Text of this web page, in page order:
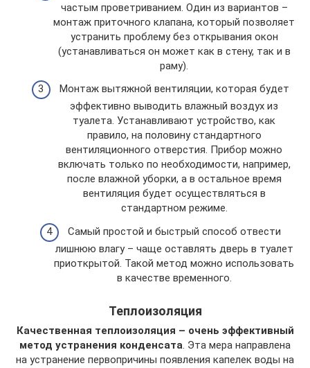
частым проветриванием. Один из вариантов –
монтаж приточного клапана, который позволяет
устранить проблему без открывания окон
(устанавливаться он может как в стену, так и в
раму).
Монтаж вытяжной вентиляции, которая будет
эффективно выводить влажный воздух из
туалета. Устанавливают устройство, как
правило, на половину стандартного
вентиляционного отверстия. Прибор можно
включать только по необходимости, например,
после влажной уборки, а в остальное время
вентиляция будет осуществляться в
стандартном режиме.
Самый простой и быстрый способ отвести
лишнюю влагу – чаще оставлять дверь в туалет
приоткрытой. Такой метод можно использовать
в качестве временного.
Теплоизоляция
Качественная теплоизоляция – очень эффективный
метод устранения конденсата. Эта мера направлена
на устранение первопричины появления капелек воды на